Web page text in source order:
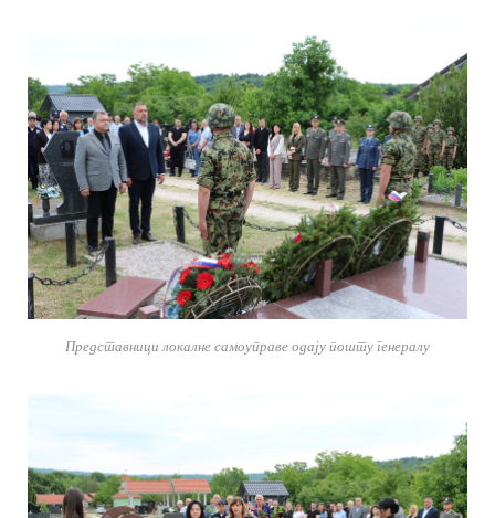
Представници локалне самоуправе одају пошту генералу